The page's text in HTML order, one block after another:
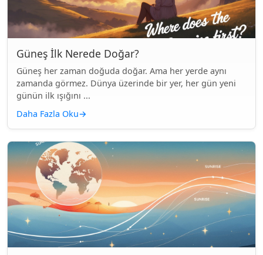
Güneş İlk Nerede Doğar?
Güneş her zaman doğuda doğar. Ama her yerde aynı
zamanda görmez. Dünya üzerinde bir yer, her gün yeni
günün ilk ışığını ...
Daha Fazla Oku→